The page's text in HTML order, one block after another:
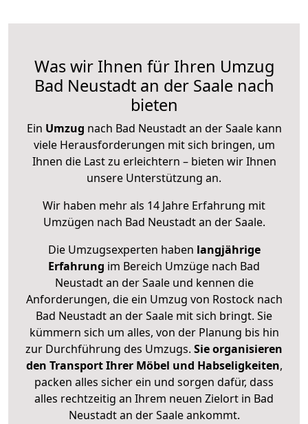
Was wir Ihnen für Ihren Umzug
Bad Neustadt an der Saale nach
bieten
Ein Umzug nach Bad Neustadt an der Saale kann
viele Herausforderungen mit sich bringen, um
Ihnen die Last zu erleichtern – bieten wir Ihnen
unsere Unterstützung an.
Wir haben mehr als 14 Jahre Erfahrung mit
Umzügen nach Bad Neustadt an der Saale.
Die Umzugsexperten haben langjährige
Erfahrung im Bereich Umzüge nach Bad
Neustadt an der Saale und kennen die
Anforderungen, die ein Umzug von Rostock nach
Bad Neustadt an der Saale mit sich bringt. Sie
kümmern sich um alles, von der Planung bis hin
zur Durchführung des Umzugs. Sie organisieren
den Transport Ihrer Möbel und Habseligkeiten,
packen alles sicher ein und sorgen dafür, dass
alles rechtzeitig an Ihrem neuen Zielort in Bad
Neustadt an der Saale ankommt.